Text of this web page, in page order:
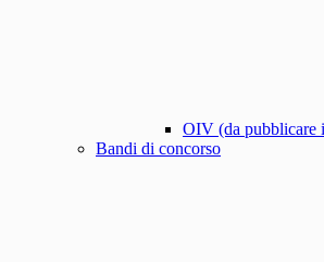
OIV (da pubblicare
Bandi di concorso